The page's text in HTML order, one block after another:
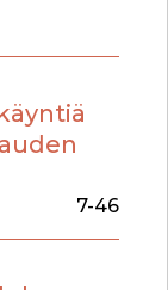
7-46